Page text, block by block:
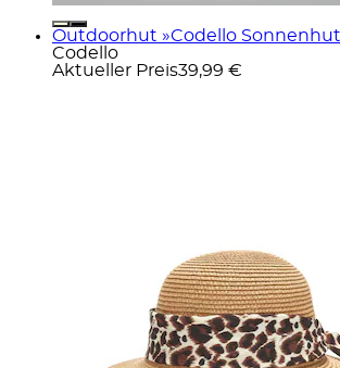
Outdoorhut »Codello
Codello
Aktueller Preis39,99 €